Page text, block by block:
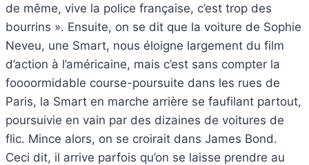
de même, vive la police française, c’est trop des
bourrins ». Ensuite, on se dit que la voiture de Sophie
Neveu, une Smart, nous éloigne largement du film
d’action à l’américaine, mais c’est sans compter la
foooormidable course-poursuite dans les rues de
Paris, la Smart en marche arrière se faufilant partout,
poursuivie en vain par des dizaines de voitures de
flic. Mince alors, on se croirait dans James Bond.
Ceci dit, il arrive parfois qu’on se laisse prendre au